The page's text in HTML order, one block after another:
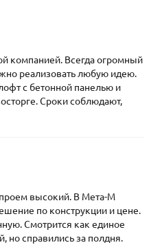
компанией. Всегда огромный
реализовать любую идею.
с бетонной панелью и
Сроки соблюдают,
проем высокий. В Мета-М
по конструкции и цене.
Смотрится как единое
справились за полдня.